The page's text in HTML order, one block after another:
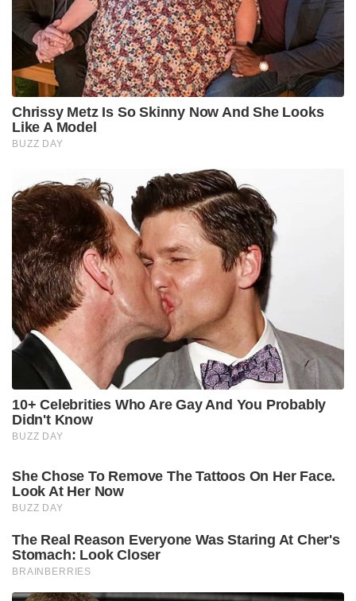
Chrissy Metz Is So Skinny Now And She Looks
Like A Model
BUZZ DAY
10+ Celebrities Who Are Gay And You Probably
Didn't Know
BUZZ DAY
She Chose To Remove The Tattoos On Her Face.
Look At Her Now
BUZZ DAY
The Real Reason Everyone Was Staring At Cher's
Stomach: Look Closer
BRAINBERRIES